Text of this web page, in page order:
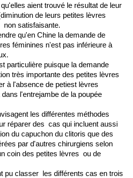
aient trouvé le résultat de leur
de leurs petites lèvres
non satisfaisante.
qu'en Chine la demande de
féminines n'est pas inférieure à
particulière puisque la demande
très importante des petites lèvres
à l'absence de petiest lèvres
l'entrejambe de la poupée
les différentes méthodes
réparer des  cas qui incluent aussi
du capuchon du clitoris que des
par d'autres chirurgiens selon
coin des petites lèvres  ou de
pu classer  les différents cas en trois